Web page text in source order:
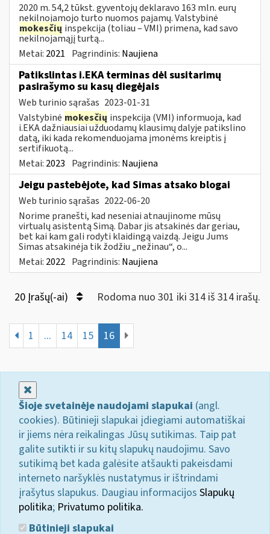
2020 m. 54,2 tūkst. gyventojų deklaravo 163 mln. eurų
nekilnojamojo turto nuomos pajamų. Valstybinė
mokesčių inspekcija (toliau – VMI) primena, kad savo
nekilnojamąjį turtą...
Metai: 2021 Pagrindinis: Naujiena
Patikslintas i.EKA terminas dėl susitarimų
pasirašymo su kasų diegėjais
Web turinio sąrašas 2023-01-31
Valstybinė mokesčių inspekcija (VMI) informuoja, kad
i.EKA dažniausiai užduodamų klausimų dalyje patikslino
datą, iki kada rekomenduojama įmonėms kreiptis į
sertifikuotą...
Metai: 2023 Pagrindinis: Naujiena
Jeigu pastebėjote, kad Simas atsako blogai
Web turinio sąrašas 2022-06-20
Norime pranešti, kad neseniai atnaujinome mūsų
virtualų asistentą Simą. Dabar jis atsakinės dar geriau,
bet kai kam gali rodyti klaidingą vaizdą. Jeigu Jums
Simas atsakinėja tik žodžiu „nežinau“, o...
Metai: 2022 Pagrindinis: Naujiena
20 Įrašų(-ai) Rodoma nuo 301 iki 314 iš 314 irašų.
1 ... 14 15 16
Šioje svetainėje naudojami slapukai (angl.
cookies). Būtinieji slapukai įdiegiami automatiškai
ir jiems nėra reikalingas Jūsų sutikimas. Taip pat
galite sutikti ir su kitų slapukų naudojimu. Savo
sutikimą bet kada galėsite atšaukti pakeisdami
interneto naršyklės nustatymus ir ištrindami
įrašytus slapukus. Daugiau informacijos Slapukų
politika; Privatumo politika.
Būtinieji slapukai